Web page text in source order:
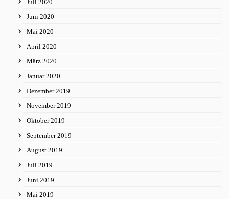
Juli 2020
Juni 2020
Mai 2020
April 2020
März 2020
Januar 2020
Dezember 2019
November 2019
Oktober 2019
September 2019
August 2019
Juli 2019
Juni 2019
Mai 2019